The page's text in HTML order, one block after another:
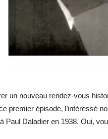
un nouveau rendez-vous
premier épisode, l’intéressé
Paul Daladier en 1938. Oui,